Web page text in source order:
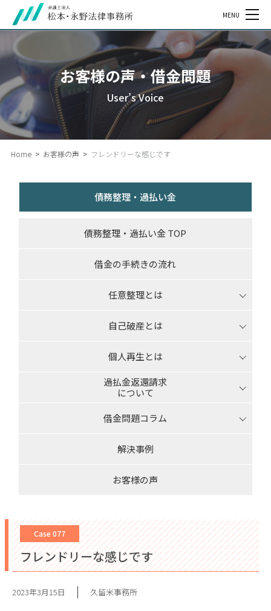
MENU
お客様の声・借金問題
User’s Voice
Home > お客様の声 > フレンドリーな感じです
債務整理・過払い金
債務整理・過払い金 TOP
借金の手続きの流れ
任意整理とは
自己破産とは
個人再生とは
過払金返還請求
について
借金問題コラム
解決事例
お客様の声
Case 077
フレンドリーな感じです
2023年3月15日 久留米事務所